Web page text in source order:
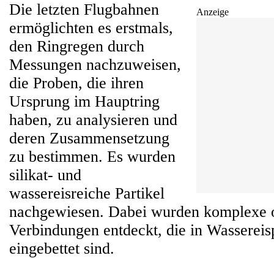
Anzeige
Die letzten Flugbahnen
ermöglichten es erstmals,
den Ringregen durch
Messungen nachzuweisen,
die Proben, die ihren
Ursprung im Hauptring
haben, zu analysieren und
deren Zusammensetzung
zu bestimmen. Es wurden
silikat- und
wassereisreiche Partikel
nachgewiesen. Dabei wurden komplexe
Verbindungen entdeckt, die in
eingebettet sind.